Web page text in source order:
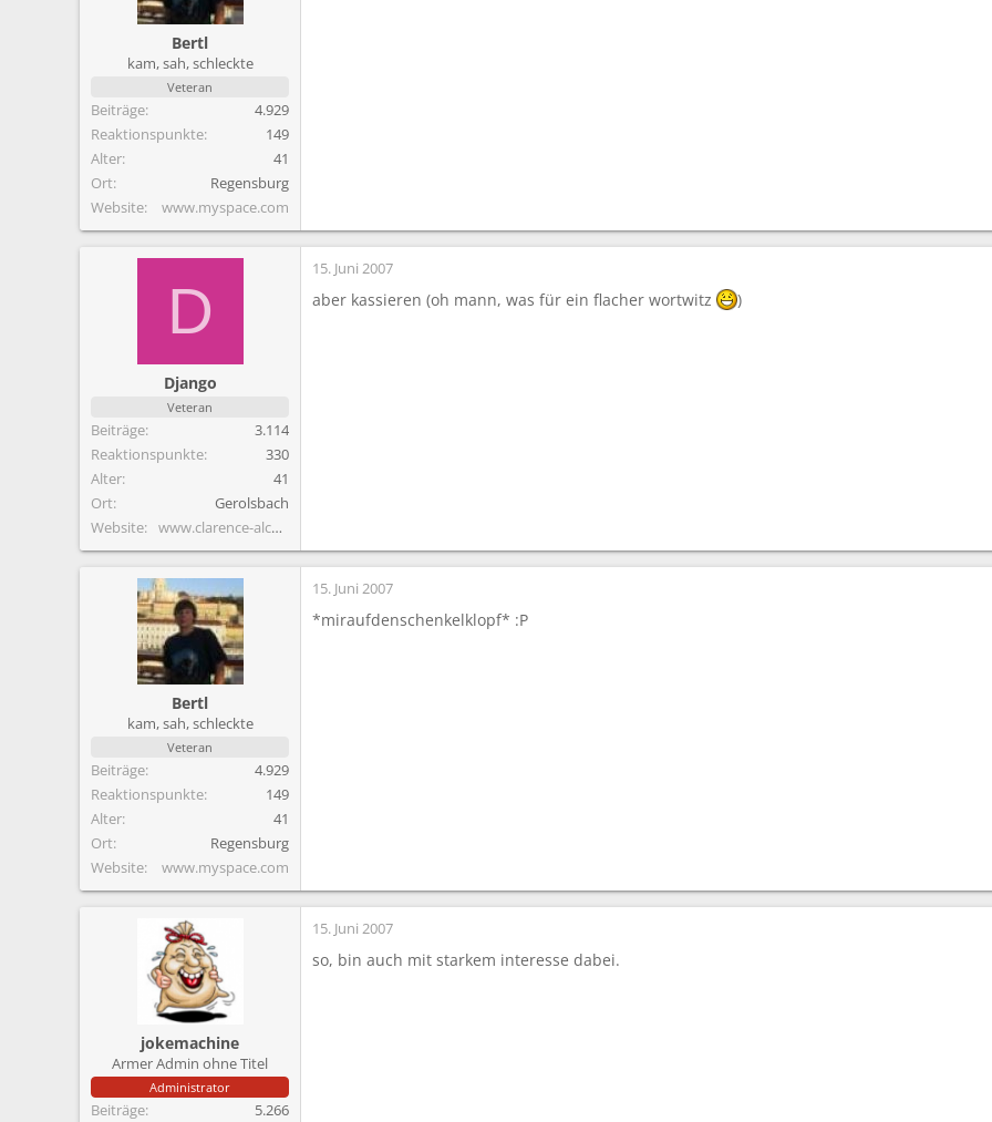
Bertl
kam, sah, schleckte
Veteran
Beiträge
4.929
Reaktionspunkte
149
Alter
41
Ort
Regensburg
Website
www.myspace.com
D
Django
Veteran
Beiträge
3.114
Reaktionspunkte
330
Alter
41
Ort
Gerolsbach
Website
www.clarence-alcoholics.de.vu
15. Juni 2007
aber kassieren (oh mann, was für ein flacher wortwitz )
Bertl
kam, sah, schleckte
Veteran
Beiträge
4.929
Reaktionspunkte
149
Alter
41
Ort
Regensburg
Website
www.myspace.com
15. Juni 2007
*miraufdenschenkelklopf* :P
jokemachine
Armer Admin ohne Titel
Administrator
Beiträge
5.266
15. Juni 2007
so, bin auch mit starkem interesse dabei.